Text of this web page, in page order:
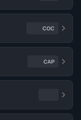
COC
CAP